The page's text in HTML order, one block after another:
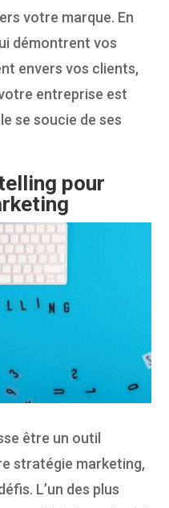
votre marque. En
démontrent vos
envers vos clients,
entreprise est
se soucie de ses
pour
être un outil
stratégie marketing,
L’un des plus